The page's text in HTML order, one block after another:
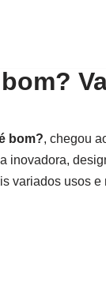
bom?, chegou
inovadora,
variados usos